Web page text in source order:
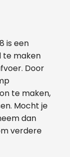
is een
te maken
Door
te maken,
Mocht je
dan
verdere